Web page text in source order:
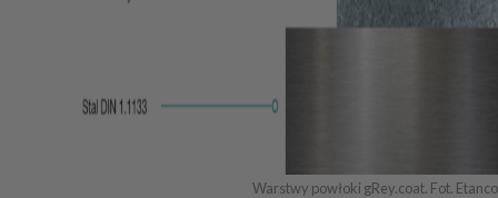
Warstwy powłoki gRey.coat. Fot. Etanco